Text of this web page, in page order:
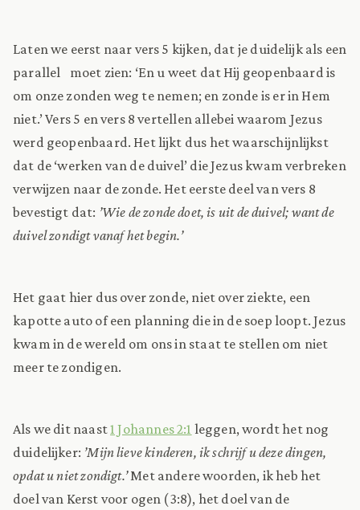
Laten we eerst naar vers 5 kijken, dat je duidelijk als een
parallel moet zien: ‘En u weet dat Hij geopenbaard is
om onze zonden weg te nemen; en zonde is er in Hem
niet.’ Vers 5 en vers 8 vertellen allebei waarom Jezus
werd geopenbaard. Het lijkt dus het waarschijnlijkst
dat de ‘werken van de duivel’ die Jezus kwam verbreken
verwijzen naar de zonde. Het eerste deel van vers 8
bevestigt dat: ’Wie de zonde doet, is uit de duivel; want de
duivel zondigt vanaf het begin.’
Het gaat hier dus over zonde, niet over ziekte, een
kapotte auto of een planning die in de soep loopt. Jezus
kwam in de wereld om ons in staat te stellen om niet
meer te zondigen.
Als we dit naast1 Johannes 2:1 leggen, wordt het nog
duidelijker: ’Mijn lieve kinderen, ik schrijf u deze dingen,
opdat u niet zondigt.’Met andere woorden, ik heb het
doel van Kerst voor ogen (3:8), het doel van de